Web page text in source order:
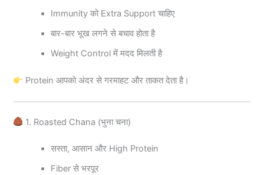
Immunity को Extra Support चाहिए
बार-बार भूख लगने से बचाव होता है
Weight Control में मदद मिलती है
Protein आपको अंदर से गरमाहट और ताकत देता है।
1. Roasted Chana (भुना चना)
सस्ता, आसान और High Protein
Fiber से भरपूर